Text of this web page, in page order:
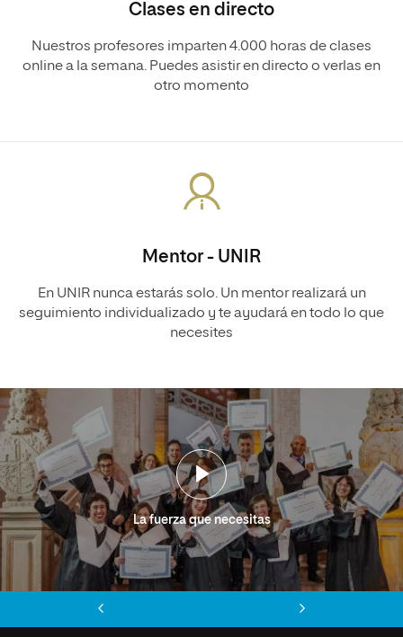
Clases en directo
Nuestros profesores imparten 4.000 horas de clases
online a la semana. Puedes asistir en directo o verlas en
otro momento
Mentor - UNIR
En UNIR nunca estarás solo. Un mentor realizará un
seguimiento individualizado y te ayudará en todo lo que
necesites
La fuerza que necesitas